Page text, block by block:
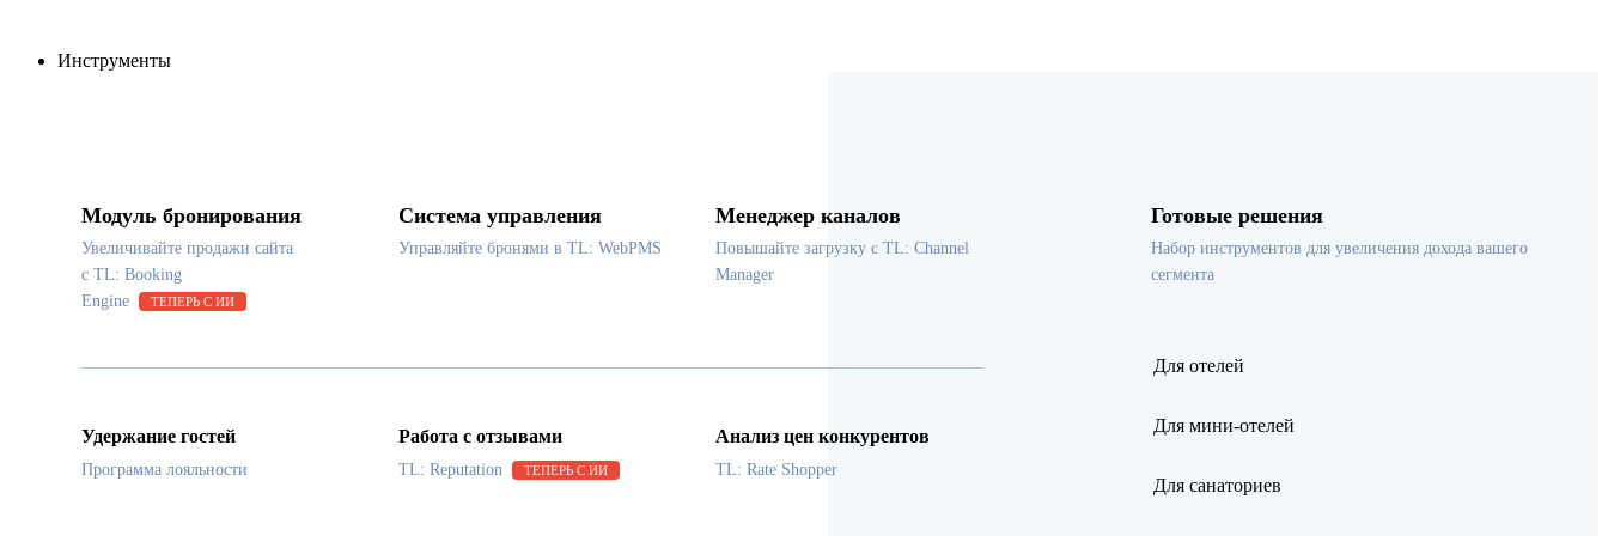
Инструменты
Модуль бронирования
Увеличивайте продажи сайта
с TL: Booking
Engine
ТЕПЕРЬ С ИИ
Система управления
Управляйте бронями в TL: WebPMS
Менеджер каналов
Повышайте загрузку с TL: Channel
Manager
Удержание гостей
Программа лояльности
Работа с отзывами
TL: Reputation ТЕПЕРЬ С ИИ
Анализ цен конкурентов
TL: Rate Shopper
Готовые решения
Набор инструментов для увеличения дохода вашего
сегмента
Для отелей
Для мини-отелей
Для санаториев